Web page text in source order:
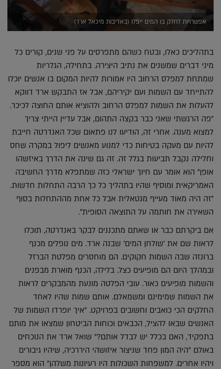
אפשרויות לחלק בו המים ייפלו (באדיבות מיכאל ארד)
בתהליכים כאלו, ובטח כשהם מתפרסים על פני שנים, קורים כל
מיני דברים שמשנים את נתיב היצירה. בתחילה, הגלריות
שמתחת למפלס הרחוב היו אמורות להיות המקום בו אנשים יוכלו
להתייחד עם השמות ועם יקיריהם, אבל אז התבקש ארד דווקא
להעלות את השמות למפלס הרחוב ולהוציא אותם החוצה לכיכר.
"פה הרגשתי שאני כבר בקצה התהום, אבל עדיין הייתי צריך
למצוא מענה. אחרי זה, הודיעו לנו פתאום שכל האנדרטה חייבת
להיות עם מעקה בטיחות כדי למנוע מאנשים ליפול במקרה שחס
וחלילה נקבל תביעות בגלל זה. זה גם שינה את הדרך באיזשהו
אופן" הוא אומר עם חיוך ישראלי כזה שמתפלא מדרך החשיבה
האמריקאית ומוסיף שהיו בתהליך כל כך הרבה התחלות חדשות.
"זה היה מאוד מעייף מנטאלית אבל כל אחת מההתחלות בסוף
השאירה את חותמה על התוצאה הסופית".
אם ביקרתם כבר או שאתם מתכננים לבקר באנדרטה, תוכלו
לראות שם את 'שולחן המים' שבנה ארד. מים נופלים מכנף
ברונזה שבה השמות חקוקים. הם מוחסרים מפלטת הברזל
ובמהלך היום הם מופיעים כצל. בלילה, הכנף מוארת מבפנים
והשמות מופיעים כאור. עובי הפלטה מונעת מהמבקרים לראות
את השמות שמימינם ומשמאלם. אותם שמות שהיו לאחד
החלקים הכי כואבים וחשובים בפרויקט. "איך יופרדו השמות של
האנשים שבאו להציל, הכבאים וכוחות הביטחון שמצאו את מותם
בתפקיד, האם בכלל יש לבדל אותם?" שואל ארד את הנוכחים
באולם "היה המון פחד שניצור איזושהי היררכיה, שיהיו גיבורים
ויהיו אחרים. למשפחות השכולות היו רעיונות משלהן" הוא מספר